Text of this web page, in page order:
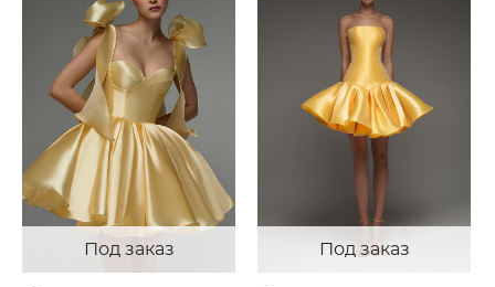
Под заказ Под заказ